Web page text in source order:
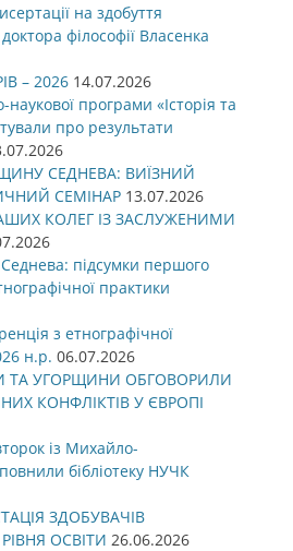
на здобуття
філософії Власенка
– 2026 14.07.2026
наукової програми «Історія та
про результати
СЕДНЕВА: ВИЇЗНИЙ
СЕМІНАР 13.07.2026
КОЛЕГ ІЗ ЗАСЛУЖЕНИМИ
Седнева: підсумки першого
практики
з етнографічної
н.р. 06.07.2026
ТА УГОРЩИНИ ОБГОВОРИЛИ
КОНФЛІКТІВ У ЄВРОПІ
із Михайло-
бібліотеку НУЧК
ЗДОБУВАЧІВ
ОСВІТИ 26.06.2026